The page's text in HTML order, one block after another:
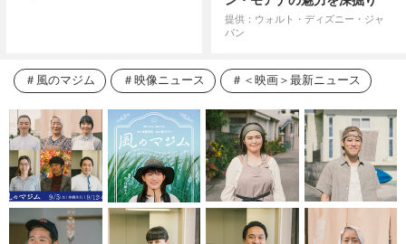
提供：ウォルト・ディズニー・ジャ
パン
風のマジム 映像ニュース ＜映画＞最新ニュース